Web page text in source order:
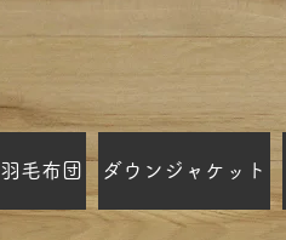
羽毛布団 ダウンジャケット